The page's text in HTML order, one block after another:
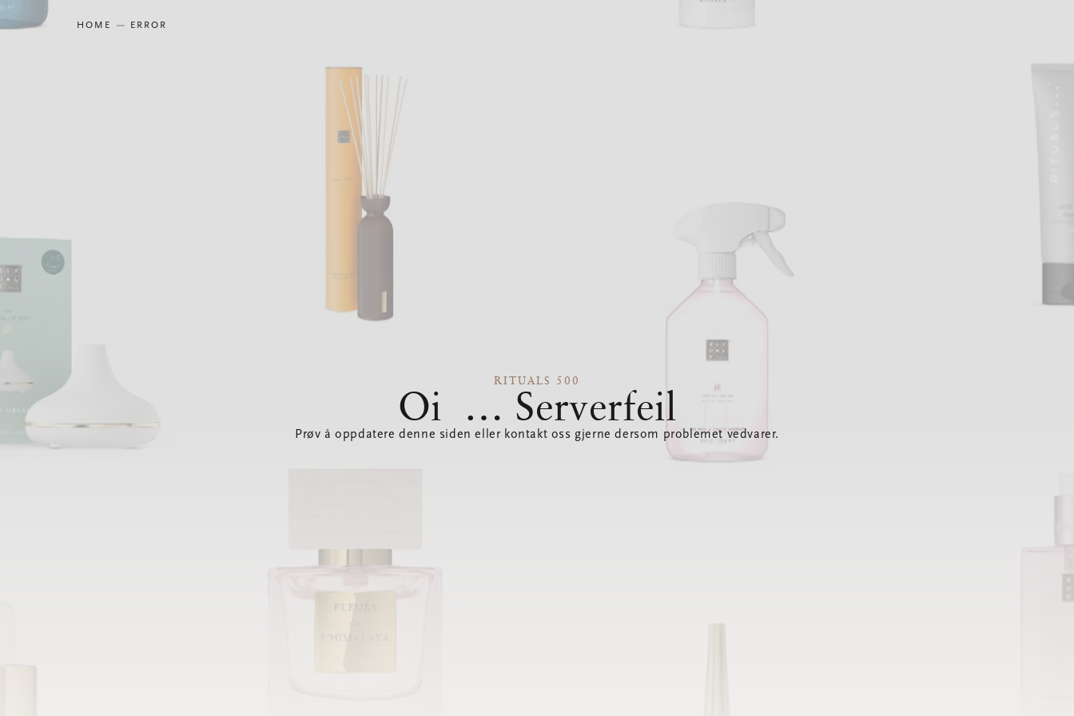
HOME ERROR
RITUALS 500
Oi … Serverfeil
Prøv å oppdatere denne siden eller kontakt oss gjerne dersom problemet vedvarer.